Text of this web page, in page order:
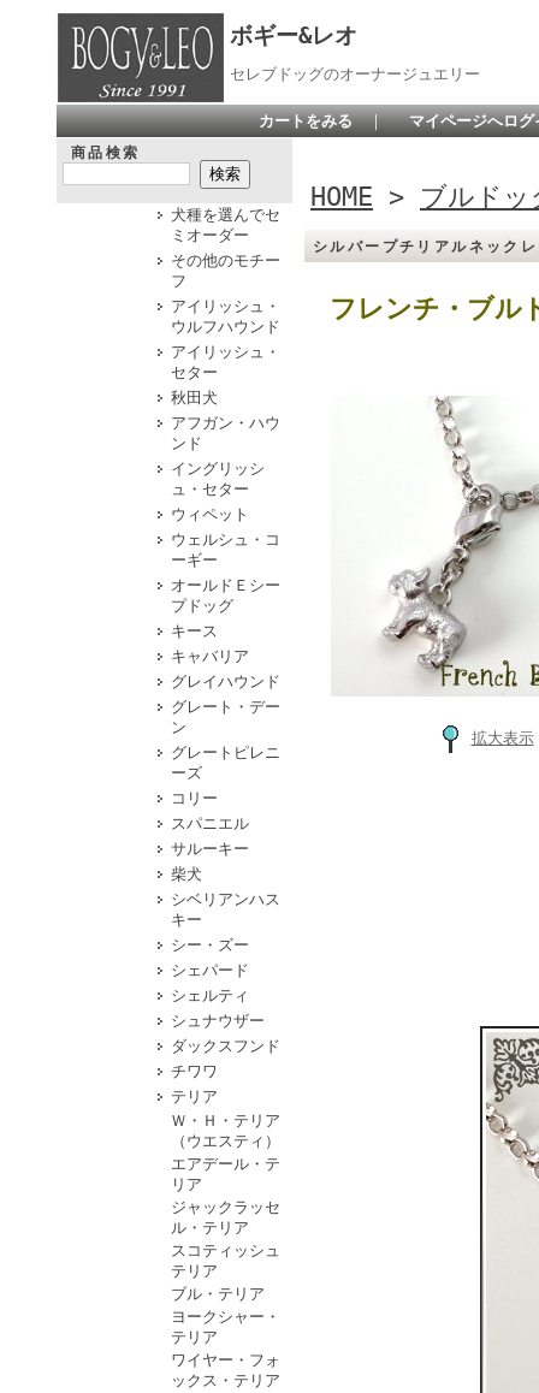
ボギー&レオ
セレブドッグのオーナージュエリー
カートをみる ｜ マイページへログ
商品検索
犬種を選んでセ
ミオーダー
その他のモチー
フ
アイリッシュ・
ウルフハウンド
アイリッシュ・
セター
秋田犬
アフガン・ハウ
ンド
イングリッシ
ュ・セター
ウィペット
ウェルシュ・コ
ーギー
オールドＥシー
プドッグ
キース
キャバリア
グレイハウンド
グレート・デー
ン
グレートピレニ
ーズ
コリー
スパニエル
サルーキー
柴犬
シベリアンハス
キー
シー・ズー
シェパード
シェルティ
シュナウザー
ダックスフンド
チワワ
テリア
Ｗ・Ｈ・テリア
（ウエスティ）
エアデール・テ
リア
ジャックラッセ
ル・テリア
スコティッシュ
テリア
ブル・テリア
ヨークシャー・
テリア
ワイヤー・フォ
ックス・テリア
HOME > ブルドッ
シルバープチリアルネック
フレンチ・ブル
拡大表示